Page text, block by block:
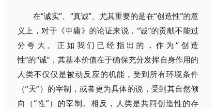
在“诚实”、“真诚”、尤其重要的是在“创造性”的意
义上，对于《中庸》的论证来说，“诚”的贡献不能过
分夸大。正如我们已经指出的，作为“创造
性”的“诚”，其基本价值在于确保充分发挥自身作用的
人类不仅仅是被动反应的机能，受到所有环境条件
（“天”）的宰制，或者更为具体的说，受到其自然倾
向（“性”）的宰制。相反，人类是共同创造性的存